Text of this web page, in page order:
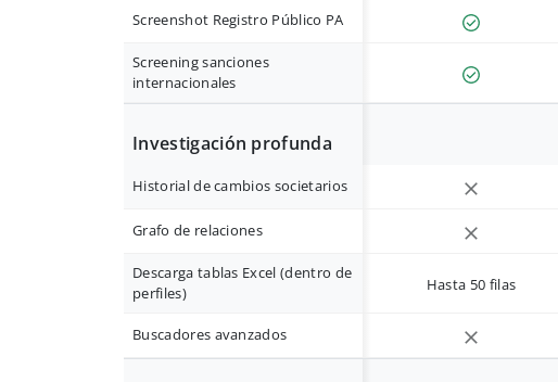
Screenshot Registro Público PA
Screening sanciones
internacionales
Investigación profunda
Historial de cambios societarios
Grafo de relaciones
Descarga tablas Excel (dentro de
perfiles)
Hasta 50 filas
Buscadores avanzados